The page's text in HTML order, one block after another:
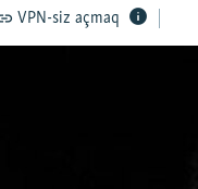
VPN-siz açmaq